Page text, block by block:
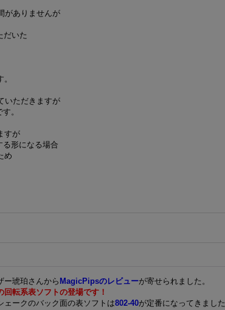
がありませんが
だいた
いただきますが
。
すが
る形になる場合
め
ー琥珀さんからMagicPipsのレビューが寄せられました。
回転系表ソフトの登場です！
ェークのバック面の表ソフトは802-40が定番になってきました